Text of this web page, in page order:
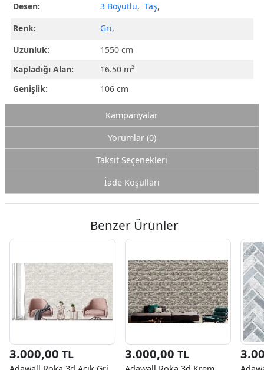
Desen:
3 Boyutlu, Taş,
Renk:
Gri,
Uzunluk:
1550 cm
Kapladığı Alan:
16.50 m²
Genişlik:
106 cm
Kampanyalar
Yorumlar (0)
Taksit Seçenekleri
İade Koşulları
Benzer Ürünler
3.000,00 TL 3.000,00 TL